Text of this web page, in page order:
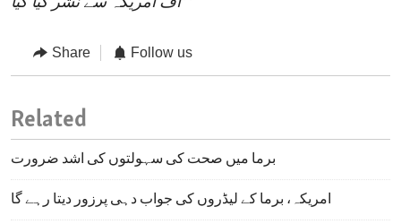
آف امریکہ سے نشر کیا گیا**
Share Follow us
Related
برما میں صحت کی سہولتوں کی اشد ضرورت
امریکہ، برما کے لیڈروں کی جواب دہی پرزور دیتا رہے گا